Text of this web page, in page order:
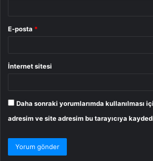
E-posta *
İnternet sitesi
Daha sonraki yorumlarımda kullanılması
adresim ve site adresim bu tarayıcıya